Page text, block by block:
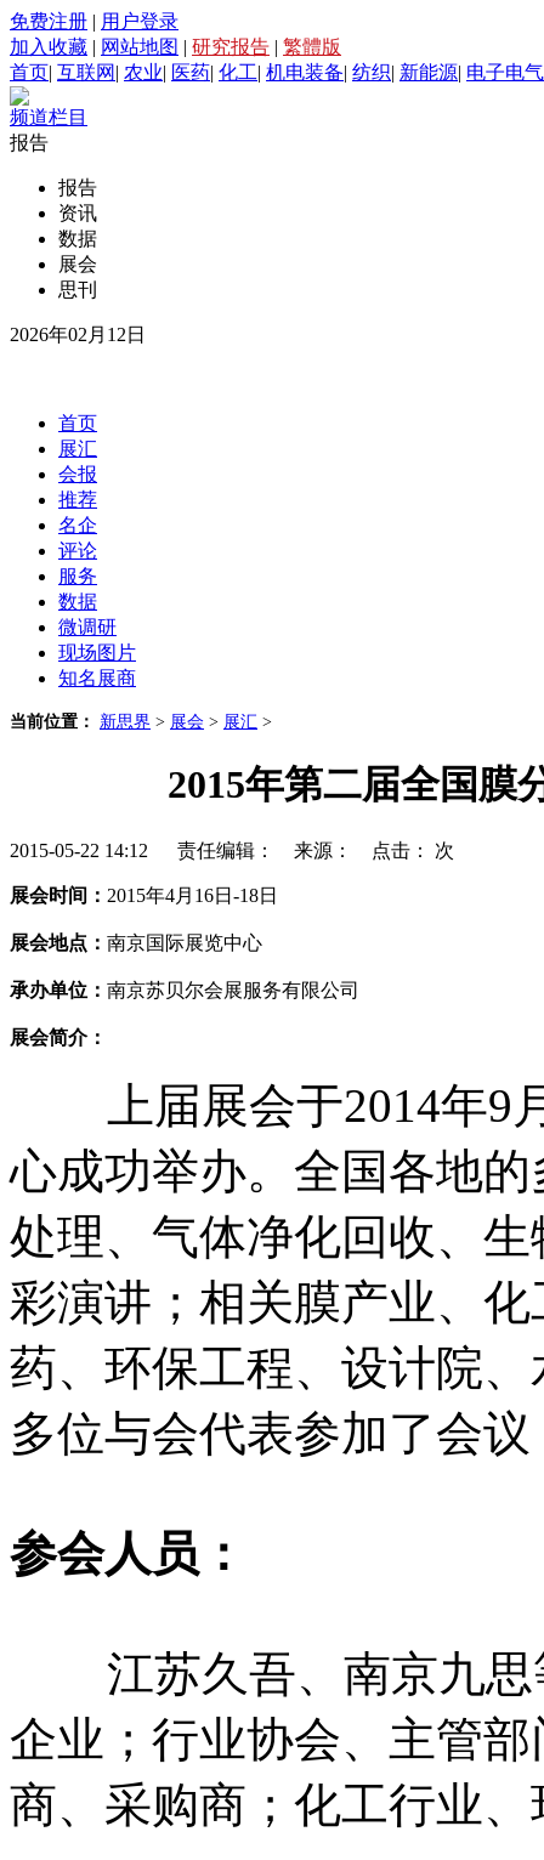
免费注册 | 用户登录
加入收藏 | 网站地图 | 研究报告 | 繁體版
首页| 互联网 | 农业| 医药| 化工| 机电装备| 纺织| 新能源| 电子电气
频道栏目
报告
报告
资讯
数据
展会
思刊
2026年02月12日
首页
展汇
会报
推荐
名企
评论
服务
数据
微调研
现场图片
知名展商
当前位置： 新思界 > 展会 > 展汇 >
2015年第二届全国膜
2015-05-22 14:12 责任编辑： 来源： 点击： 次
展会时间： 2015年4月16日-18日
展会地点： 南京国际展览中心
承办单位： 南京苏贝尔会展服务有限公司
展会简介：
上届展会于2014年
心成功举办。全国各地
处理、气体净化回收、
彩演讲；相关膜产业、
药、环保工程、设计院
多位与会代表参加了会
参会人员：
江苏久吾、南京九
企业；行业协会、主管
商、采购商；化工行业